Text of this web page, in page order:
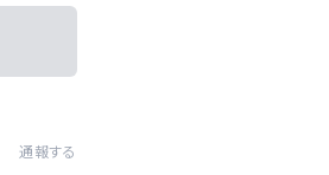
通報する